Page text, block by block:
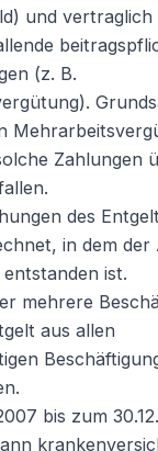
und vertraglich
(z. B.
Zahlungen
des
in dem
ist.
mehrere
aus allen
bis zum